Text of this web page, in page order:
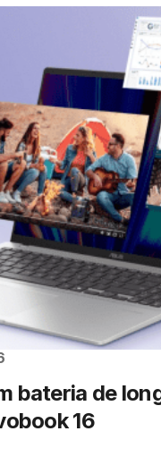
bateria de
16